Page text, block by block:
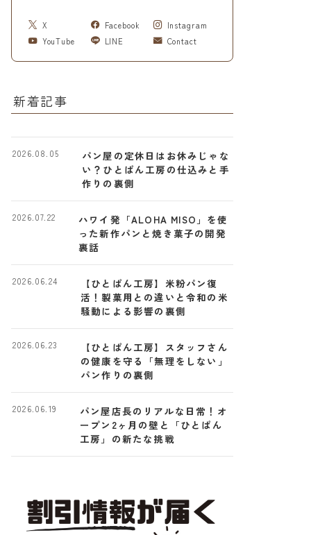
X Facebook
Instagram
YouTube
LINE Contact
新着記事
パン屋の定休日はお休みじゃな
い？ひとぱん工房の仕込みと手
作りの裏側
2026.08.05
ハワイ発「ALOHA MISO」を使
った新作パンと焼き菓子の開発
裏話
2026.07.22
【ひとぱん工房】米粉パン復
活！製菓用との違いと令和の米
騒動による影響の裏側
2026.06.24
【ひとぱん工房】スタッフさん
の健康を守る「無理をしない」
パン作りの裏側
2026.06.23
パン屋店長のリアルな日常！オ
ープン2ヶ月の壁と「ひとぱん
工房」の新たな挑戦
2026.06.19